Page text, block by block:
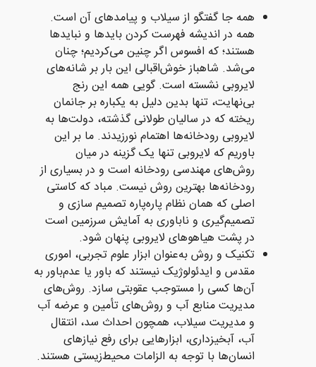
همه جا گفتگو از سیلاب و پیامدهای آن است.
همه در اندیشه فهرست کردن بایدها و نبایدها
هستند؛ که افسوس اگر چنین می‌کردیم؛ چنان
می‌شد. شاهباز خوش‌اقبالی این بار بر شانه‌های
لایروبی نشسته است. گویی همه این رنج
بی‌نهایت، تنها بدین دلیل به یکباره بر جانمان
ریخته که در سالیان طولانی گذشته، دولت‌ها به
لایروبی رودخانه‌ها اهتمام نورزیدند. ما بر این
باوریم که لایروبی تنها یک گزینه در میان
روش‌های مهندسی رودخانه است و در بسیاری از
رودخانه‌ها بهترین روش نیست. مباد که کاستی
اصلی که همان نظام پاره‌پاره تصمیم سازی و
تصمیم‌گیری و ناباوری به آمایش سرزمین است
در پشت هیاهوهای لایروبی پنهان شود.
تکنیک و روش به‌عنوان ابزار علوم تجربی، اموری
مقدس و ایدئولوژیک نیستند که باور یا عدم‌باور به
آن‌ها کسی را مستوجب عقوبتی سازد. روش‌های
مدیریت منابع آب و روش‌های تأمین و عرضه آب
و مدیریت سیلاب، همچون احداث سد، انتقال
آب، آبخیزداری، ابزارهایی برای رفع نیازهای
انسان‌ها با توجه به الزامات محیط‌زیستی هستند.